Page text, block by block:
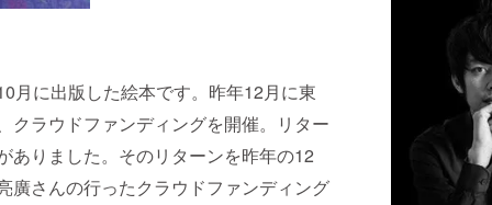
月に出版した絵本です。昨年12月に東
クラウドファンディングを開催。リター
ありました。そのリターンを昨年の12
廣さんの行ったクラウドファンディング